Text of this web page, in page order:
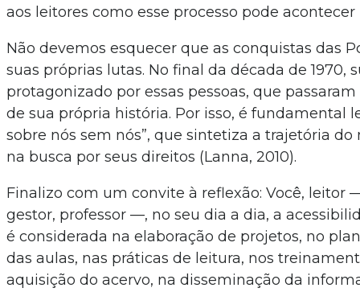
aos leitores como esse processo pode
Não devemos esquecer que as conquistas das
suas próprias lutas. No final da década de
protagonizado por essas pessoas, que
de sua própria história. Por isso, é fundamental
sobre nós sem nós”, que sintetiza a trajetória
na busca por seus direitos (Lanna, 2010).
Finalizo com um convite à reflexão: Você, leitor
gestor, professor —, no seu dia a dia, a
é considerada na elaboração de projetos, no
das aulas, nas práticas de leitura, nos
aquisição do acervo, na disseminação da